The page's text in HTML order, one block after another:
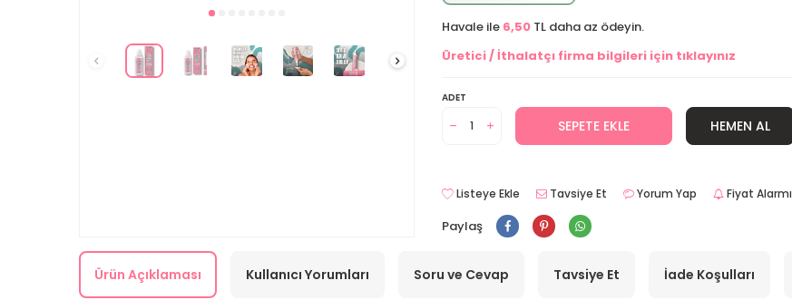
Havale ile 6,50 TL daha az ödeyin.
Üretici / İthalatçı firma bilgileri için tıklayınız
ADET
SEPETE EKLE HEMEN AL
Listeye Ekle Tavsiye Et Yorum Yap Fiyat Alarmı
Paylaş
Ürün Açıklaması Kullanıcı Yorumları Soru ve Cevap Tavsiye Et İade Koşulları